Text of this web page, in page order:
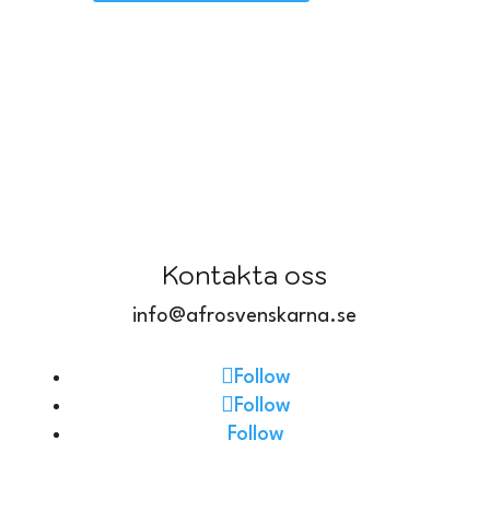
Kontakta oss
info@afrosvenskarna.se
Follow
Follow
Follow